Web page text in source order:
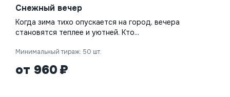
Снежный вечер
Когда зима тихо опускается на город, вечера
становятся теплее и уютней. Кто...
Минимальный тираж: 50 шт.
от 960